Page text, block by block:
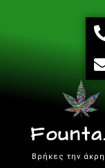
Βρήκες την